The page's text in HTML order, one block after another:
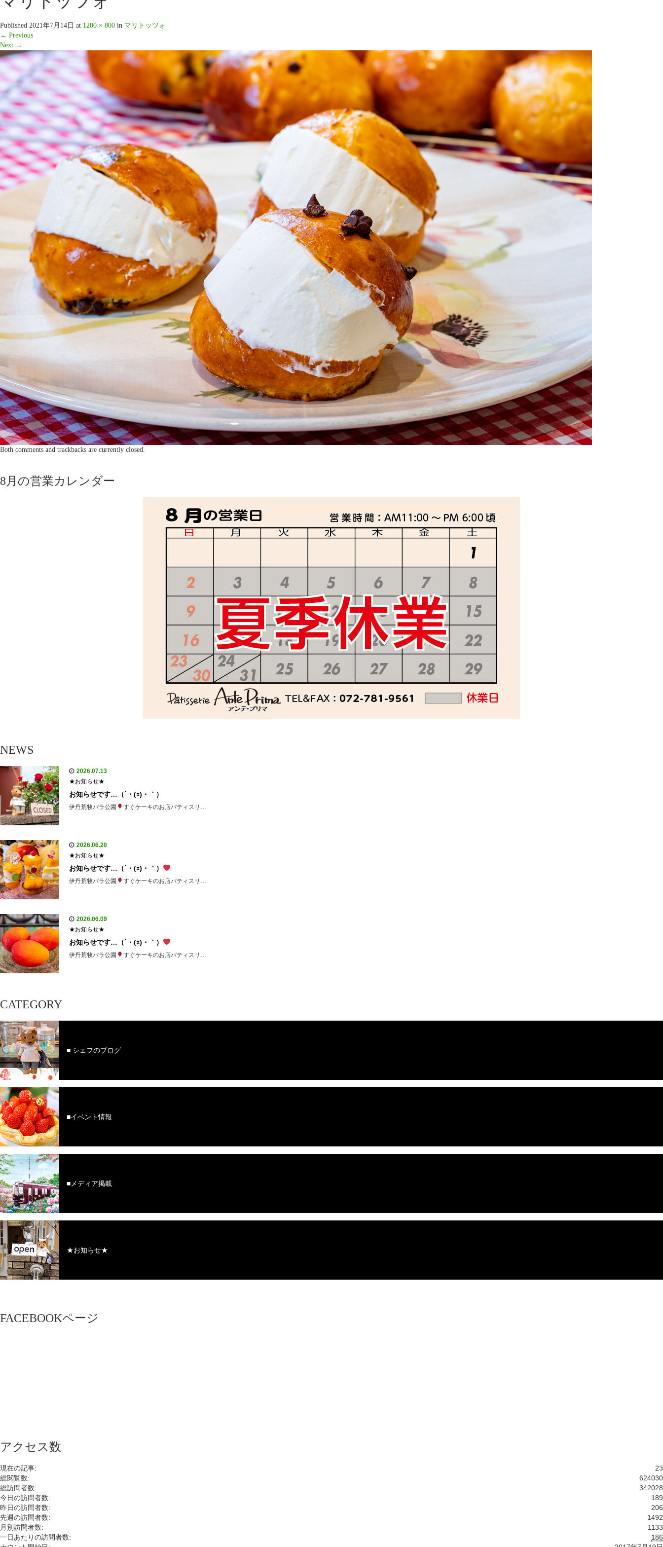
Published 2021年7月14日 at 1200 × 800 in マリトッツォ
← Previous
Next →
Both comments and trackbacks are currently closed.
8月の営業カレンダー
NEWS
2026.07.13
★お知らせ★
お知らせです…（´・(ｪ)・｀）
伊丹荒牧バラ公園 すぐケーキのお店パティスリ…
2026.06.20
★お知らせ★
お知らせです…（´・(ｪ)・｀）
伊丹荒牧バラ公園 すぐケーキのお店パティスリ…
2026.06.09
★お知らせ★
お知らせです…（´・(ｪ)・｀）
伊丹荒牧バラ公園 すぐケーキのお店パティスリ…
CATEGORY
■ シェフのブログ
■イベント情報
■メディア掲載
★お知らせ★
FACEBOOKページ
アクセス数
23
現在の記事:
624030
総閲覧数:
342028
総訪問者数:
189
今日の訪問者数:
206
昨日の訪問者数:
1492
先週の訪問者数:
1133
月別訪問者数:
186
一日あたりの訪問者数: